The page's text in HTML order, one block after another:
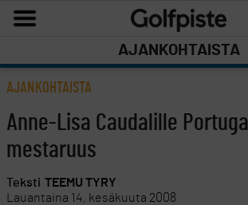
AJANKOHTAISTA
AJANKOHTAISTA
Anne-Lisa Caudalille
mestaruus
Teksti TEEMU TYRY
Lauantaina 14. kesäkuuta 2008